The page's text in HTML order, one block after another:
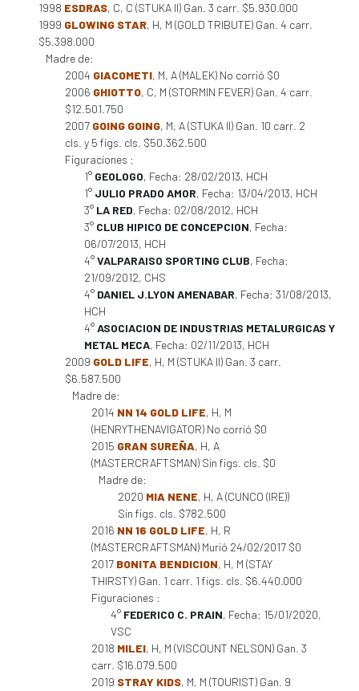
1998 ESDRAS, C, C (STUKA II) Gan. 3 carr. $5.930.000
1999 GLOWING STAR, H, M (GOLD TRIBUTE) Gan. 4 carr.
$5.398.000
Madre de:
2004 GIACOMETI, M, A (MALEK) No corrió $0
2006 GHIOTTO, C, M (STORMIN FEVER) Gan. 4 carr.
$12.501.750
2007 GOING GOING, M, A (STUKA II) Gan. 10 carr. 2
cls. y 5 figs. cls. $50.362.500
Figuraciones :
1° GEOLOGO, Fecha: 28/02/2013, HCH
1° JULIO PRADO AMOR, Fecha: 13/04/2013, HCH
3° LA RED, Fecha: 02/08/2012, HCH
3° CLUB HIPICO DE CONCEPCION, Fecha:
06/07/2013, HCH
4°VALPARAISO SPORTING CLUB, Fecha:
21/09/2012, CHS
4° DANIEL J.LYON AMENABAR, Fecha: 31/08/2013,
HCH
4°ASOCIACION DE INDUSTRIAS METALURGICAS Y
METAL MECA, Fecha: 02/11/2013, HCH
2009 GOLD LIFE, H, M (STUKA II) Gan. 3 carr.
$6.587.500
Madre de:
2014 NN 14 GOLD LIFE, H, M
(HENRYTHENAVIGATOR) No corrió $0
2015 GRAN SUREÑA, H, A
(MASTERCRAFTSMAN) Sin figs. cls. $0
Madre de:
2020 MIA NENE, H, A (CUNCO (IRE))
Sin figs. cls. $782.500
2016 NN 16 GOLD LIFE, H, R
(MASTERCRAFTSMAN) Murió 24/02/2017 $0
2017 BONITA BENDICION, H, M (STAY
THIRSTY) Gan. 1 carr. 1 figs. cls. $6.440.000
Figuraciones :
4° FEDERICO C. PRAIN, Fecha: 15/01/2020,
VSC
2018 MILEI, H, M (VISCOUNT NELSON) Gan. 3
carr. $16.079.500
2019 STRAY KIDS, M, M (TOURIST) Gan. 9